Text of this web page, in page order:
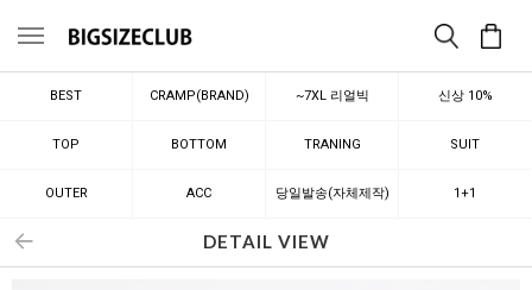
메뉴
BEST CRAMP(BRAND) ~7XL 리얼빅 신상 10%
TOP BOTTOM TRANING SUIT
OUTER ACC 당일발송(자체제작) 1+1
DETAIL VIEW